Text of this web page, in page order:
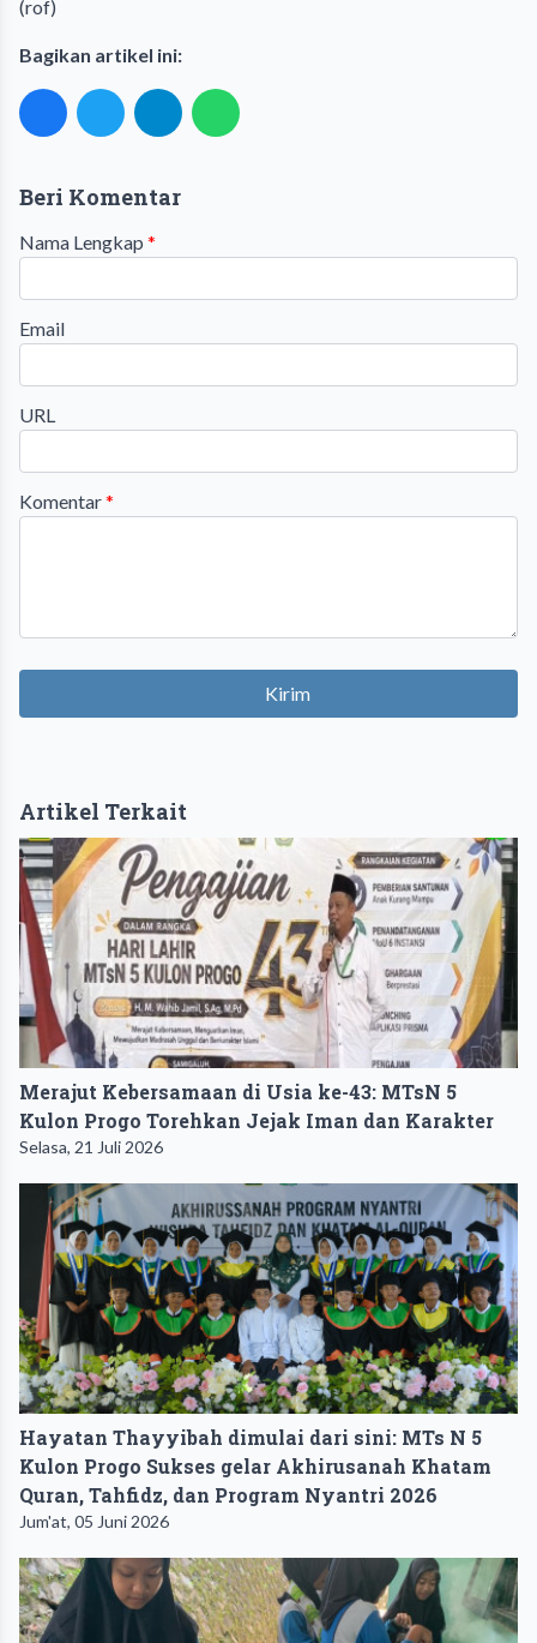
(rof)
Bagikan artikel ini:
Beri Komentar
Nama Lengkap *
Email
URL
Komentar*
Kirim
Artikel Terkait
Merajut Kebersamaan di Usia ke-43: MTsN 5
Kulon Progo Torehkan Jejak Iman dan Karakter
Selasa, 21 Juli 2026
Hayatan Thayyibah dimulai dari sini: MTs N 5
Kulon Progo Sukses gelar Akhirusanah Khatam
Quran, Tahfidz, dan Program Nyantri 2026
Jum'at, 05 Juni 2026